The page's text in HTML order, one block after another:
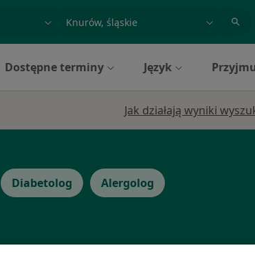
lub nazwiskomiasto lub dzielnica
Dostępne terminy Język
Jak działają wyniki
Diabetolog Alergolog